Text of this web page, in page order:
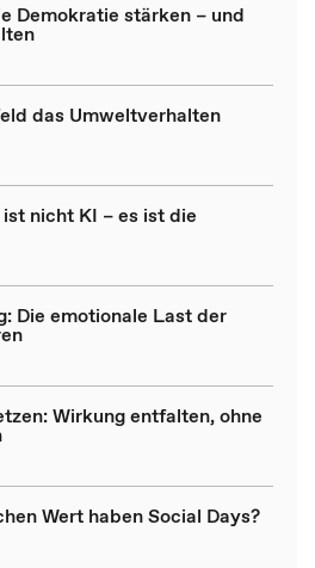
Demokratie stärken – und
das Umweltverhalten
nicht KI – es ist die
Die emotionale Last der
Wirkung entfalten, ohne
Wert haben Social Days?